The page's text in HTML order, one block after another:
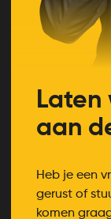
Laten
aan
Heb je een
gerust of
komen